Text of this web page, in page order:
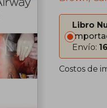
Libro
Envío:
Costos de